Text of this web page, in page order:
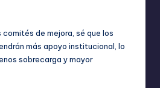
de mejora, sé que los
más apoyo institucional, lo
sobrecarga y mayor